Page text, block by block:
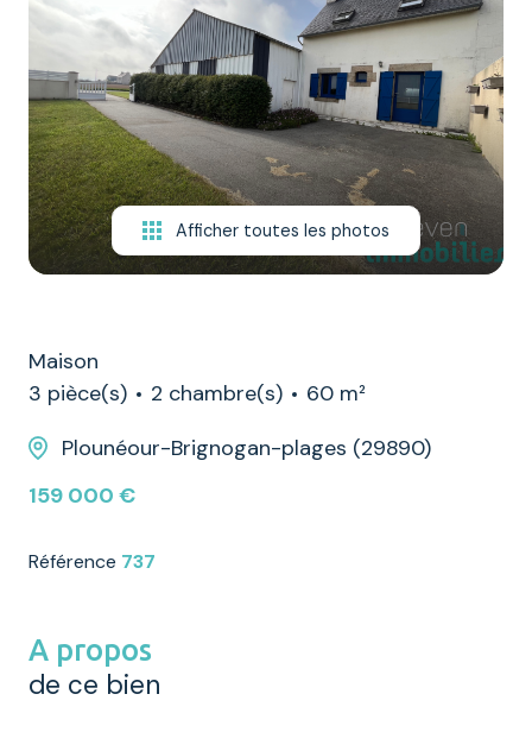
CONTACT
Afficher toutes les photos
Maison
3 pièce(s)
2 chambre(s)
60 m²
Plounéour-Brignogan-plages (29890)
159 000 €
Référence 737
A propos
de ce bien